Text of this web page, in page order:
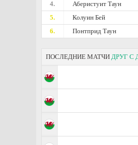
4.
Аберистуит Таун
5.
Колуин Бей
6.
Понтприд Таун
ПОСЛЕДНИЕ МАТЧИ ДРУГ С